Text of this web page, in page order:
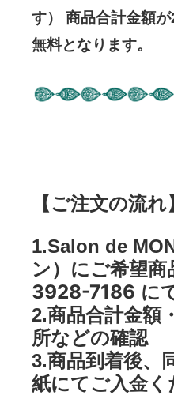
す） 商品合計金額
無料となります。
【ご注文の流れ
1.Salon de
ン）にご希望
3928-7186 に
2.商品合計金額
所などの確認
3.商品到着後、
紙にてご入金く